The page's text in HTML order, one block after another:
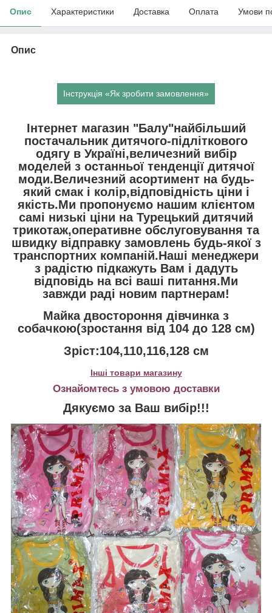
Опис Характеристики Доставка Оплата Умови
Опис
Інструкція «Як зробити замовлення»
Інтернет магазин "Балу"найбільший
постачальник дитячого-підліткового
одягу в Україні,величезний вибір
моделей з останньої тенденції дитячої
моди.Величезний асортимент на будь-
який смак і колір,відповідність ціни і
якість.Ми пропонуємо нашим клієнтом
самі низькі ціни на Турецький дитячий
трикотаж,оперативне обслуговування та
швидку відправку замовлень будь-якої з
транспортних компаній.Наші менеджери
з радістю підкажуть Вам і дадуть
відповідь на всі ваші питання.Ми
завжди раді новим партнерам!
Майка двостороння дівчинка з
собачкою(зростання від 104 до 128 см)
Зріст:104,110,116,128 см
Інші товари магазину
Ознайомтесь з умовою доставки
Дякуємо за Ваш вибір!!!